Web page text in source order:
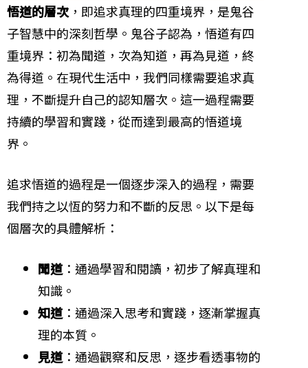
悟道的層次 ，即追求真理的四重境界，是鬼谷
子智慧中的深刻哲學。鬼谷子認為，悟道有四
重境界：初為聞道，次為知道，再為見道，終
為得道。在現代生活中，我們同樣需要追求真
理，不斷提升自己的認知層次。這一過程需要
持續的學習和實踐，從而達到最高的悟道境
界。
追求悟道的過程是一個逐步深入的過程，需要
我們持之以恆的努力和不斷的反思。以下是每
個層次的具體解析：
聞道 ：通過學習和閱讀，初步了解真理和
知識。
知道 ：通過深入思考和實踐，逐漸掌握真
理的本質。
見道 ：通過觀察和反思，逐步看透事物的